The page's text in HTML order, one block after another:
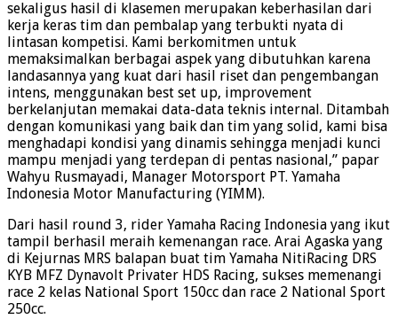
sekaligus hasil di klasemen merupakan keberhasilan dari
kerja keras tim dan pembalap yang terbukti nyata di
lintasan kompetisi. Kami berkomitmen untuk
memaksimalkan berbagai aspek yang dibutuhkan karena
landasannya yang kuat dari hasil riset dan pengembangan
intens, menggunakan best set up, improvement
berkelanjutan memakai data-data teknis internal. Ditambah
dengan komunikasi yang baik dan tim yang solid, kami bisa
menghadapi kondisi yang dinamis sehingga menjadi kunci
mampu menjadi yang terdepan di pentas nasional,” papar
Wahyu Rusmayadi, Manager Motorsport PT. Yamaha
Indonesia Motor Manufacturing (YIMM).
Dari hasil round 3, rider Yamaha Racing Indonesia yang ikut
tampil berhasil meraih kemenangan race. Arai Agaska yang
di Kejurnas MRS balapan buat tim Yamaha NitiRacing DRS
KYB MFZ Dynavolt Privater HDS Racing, sukses memenangi
race 2 kelas National Sport 150cc dan race 2 National Sport
250cc.